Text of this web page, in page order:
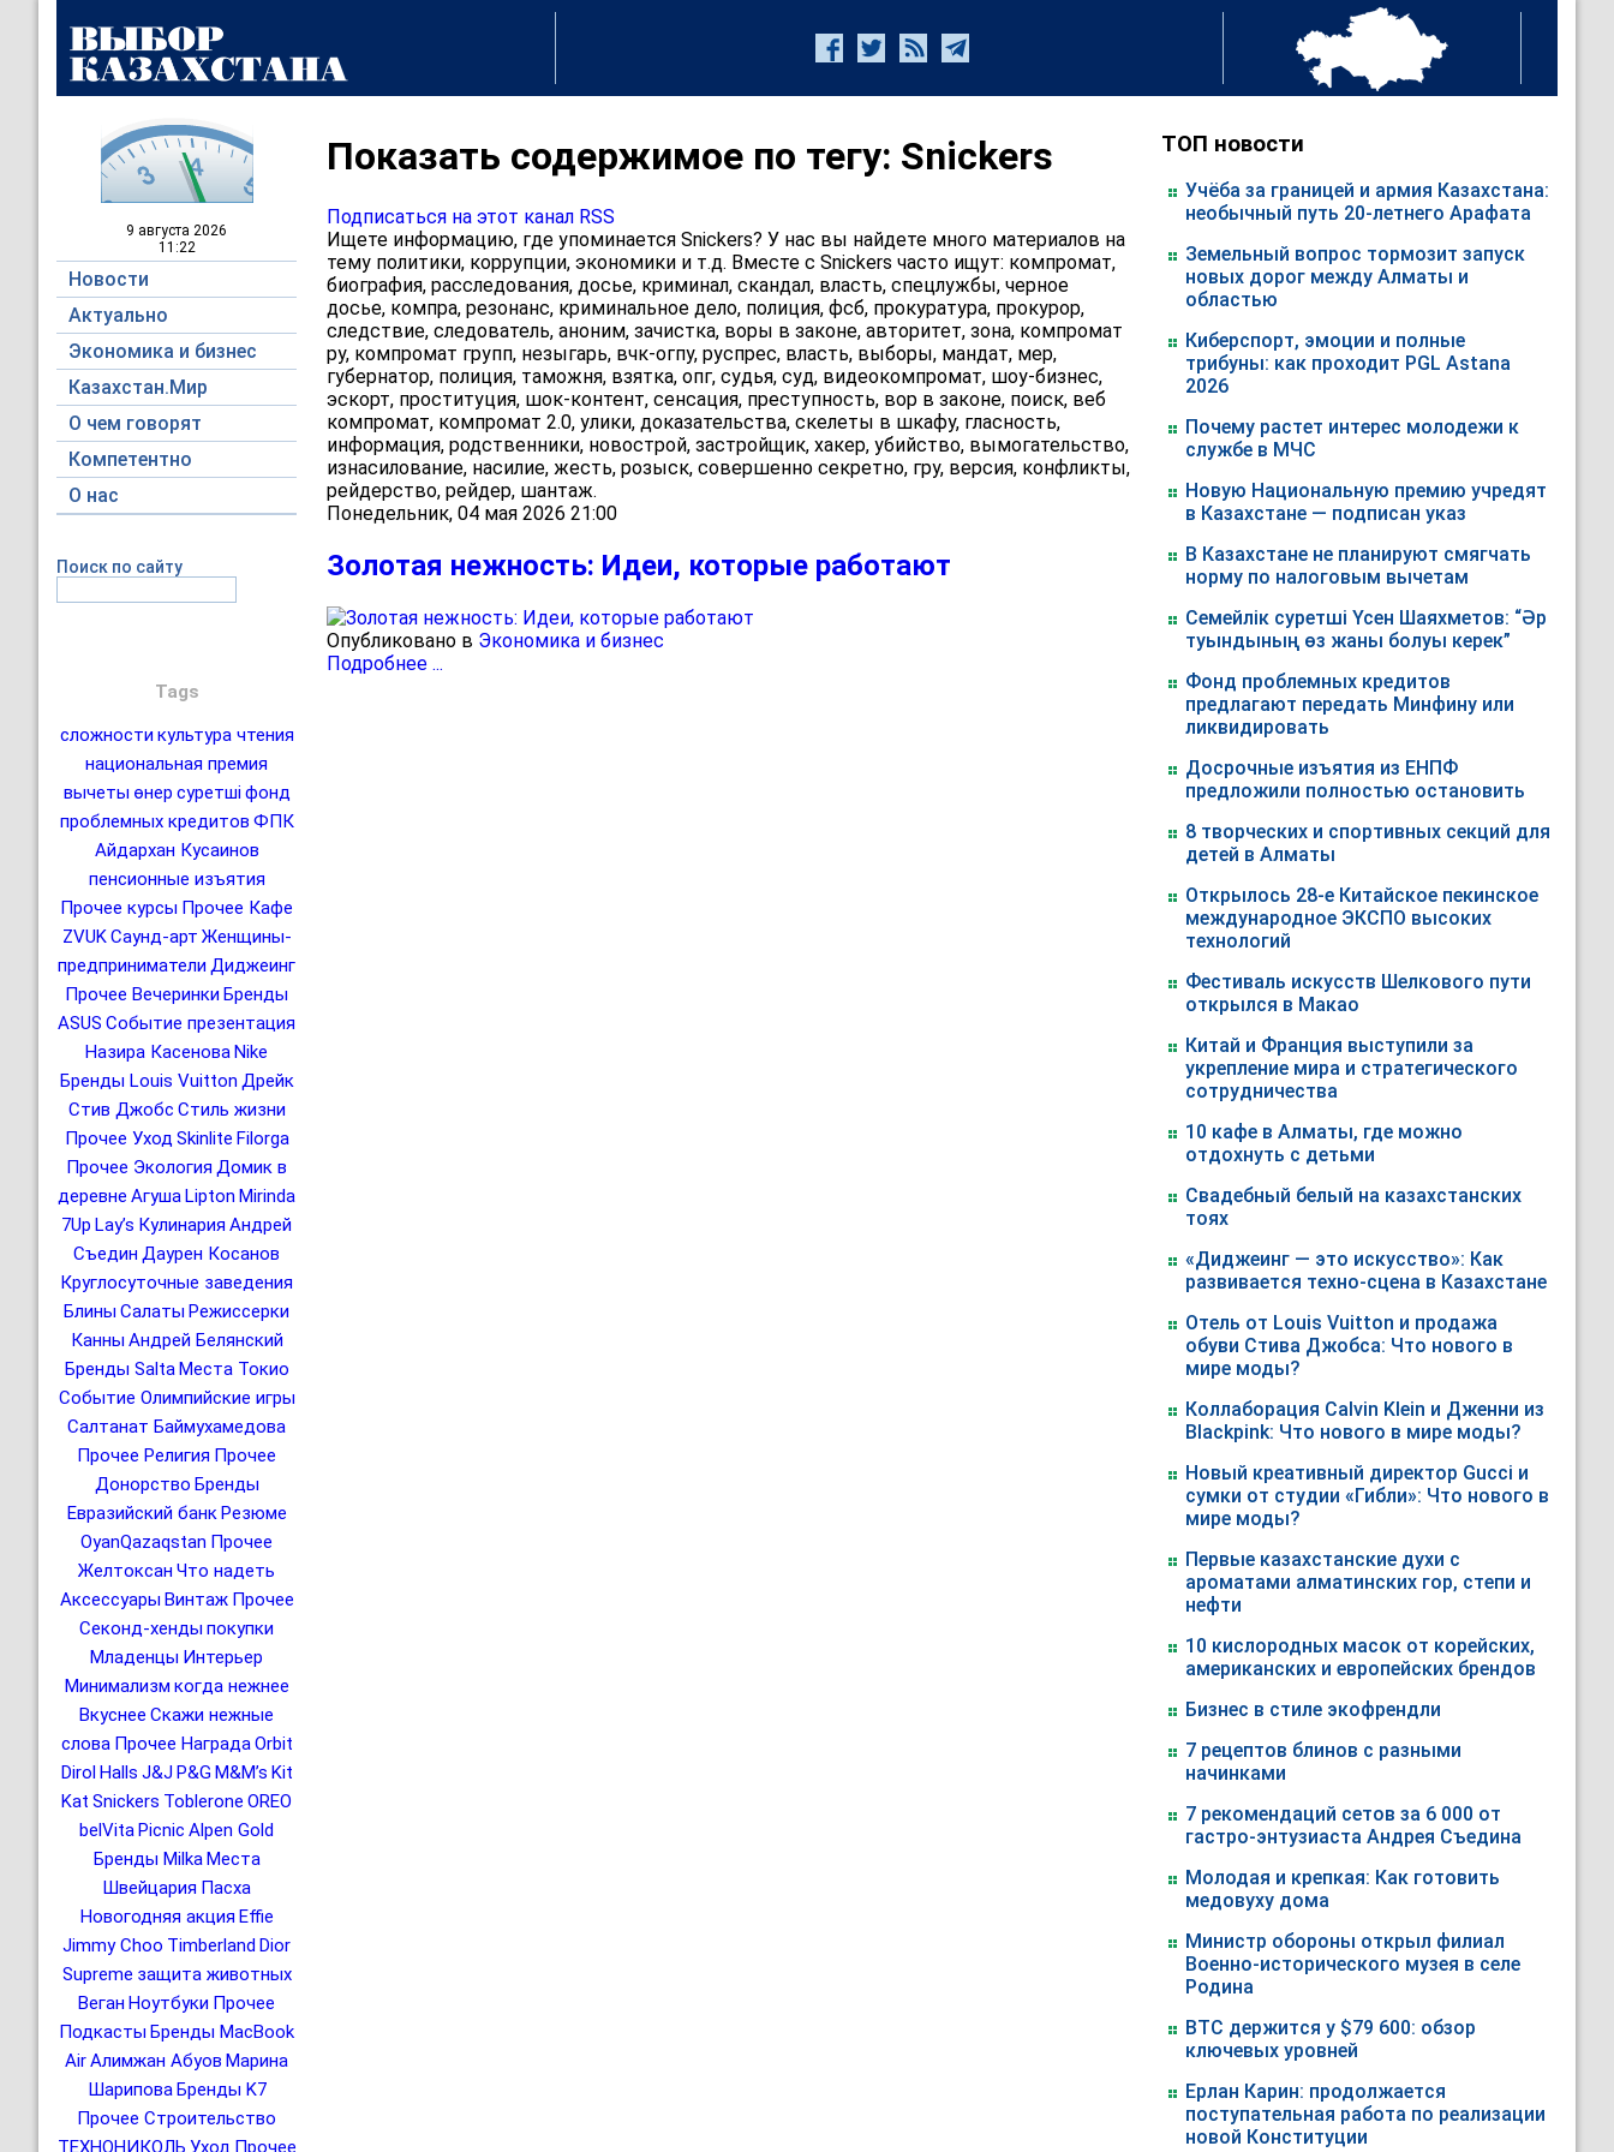
9 августа 2026
11:22
Новости
Актуально
Экономика и бизнес
Казахстан.Мир
О чем говорят
Компетентно
О нас
Поиск по сайту
Tags
сложности культура чтения
национальная премия
вычеты өнер суретшіфонд
проблемных кредитов ФПК
Айдархан Кусаинов
пенсионные изъятия
Прочее курсы Прочее Кафе
ZVUKСаунд-арт Женщины-
предприниматели Диджеинг
Прочее Вечеринки Бренды
ASUS Событие презентация
Назира Касенова Nike
Бренды Louis Vuitton Дрейк
Стив Джобс Стиль жизни
Прочее Уход Skinlite Filorga
Прочее Экология Домик в
деревне Агуша Lipton Mirinda
7Up Lay’s Кулинария Андрей
Съедин Даурен Косанов
Круглосуточные заведения
Блины Салаты Режиссерки
Канны Андрей Белянский
Бренды Salta Места Токио
Событие Олимпийские игры
Салтанат Баймухамедова
Прочее Религия Прочее
Донорство Бренды
Евразийский банк Резюме
OyanQazaqstan Прочее
Желтоксан Что надеть
Аксессуары Винтаж Прочее
Секонд-хенды покупки
Младенцы Интерьер
Минимализм когда нежнее
Вкуснее Скажи нежные
слова Прочее НаградаOrbit
Dirol Halls J&J P&G M&M’s Kit
Kat Snickers Toblerone OREO
belVita Picnic Alpen Gold
Бренды Milka Места
Швейцария Пасха
Новогодняя акция Effie
Jimmy Choo Timberland Dior
Supreme защита животных
Веган Ноутбуки Прочее
Подкасты Бренды MacBook
AirАлимжан Абуов Марина
Шарипова Бренды K7
Прочее Строительство
Показать содержимое по тегу: Snickers
Подписаться на этот канал RSS
Ищете информацию, где упоминается Snickers? У нас вы найдете много материалов на
тему политики, коррупции, экономики и т.д. Вместе с Snickers часто ищут: компромат,
биография, расследования, досье, криминал, скандал, власть, спецлужбы, черное
досье, компра, резонанс, криминальное дело, полиция, фсб, прокуратура, прокурор,
следствие, следователь, аноним, зачистка, воры в законе, авторитет, зона, компромат
ру, компромат групп, незыгарь, вчк-огпу, руспрес, власть, выборы, мандат, мер,
губернатор, полиция, таможня, взятка, опг, судья, суд, видеокомпромат, шоу-бизнес,
эскорт, проституция, шок-контент, сенсация, преступность, вор в законе, поиск, веб
компромат, компромат 2.0, улики, доказательства, скелеты в шкафу, гласность,
информация, родственники, новострой, застройщик, хакер, убийство, вымогательство,
изнасилование, насилие, жесть, розыск, совершенно секретно, гру, версия, конфликты,
рейдерство, рейдер, шантаж.
Понедельник, 04 мая 2026 21:00
Золотая нежность: Идеи, которые работают
Опубликовано в Экономика и бизнес
Подробнее ...
ТОП новости
Учёба за границей и армия Казахстана:
необычный путь 20-летнего Арафата
Земельный вопрос тормозит запуск
новых дорог между Алматы и
областью
Киберспорт, эмоции и полные
трибуны: как проходит PGL Astana
2026
Почему растет интерес молодежи к
службе в МЧС
Новую Национальную премию учредят
в Казахстане — подписан указ
В Казахстане не планируют смягчать
норму по налоговым вычетам
Семейлік суретші Үсен Шаяхметов: “Әр
туындының өз жаны болуы керек”
Фонд проблемных кредитов
предлагают передать Минфину или
ликвидировать
Досрочные изъятия из ЕНПФ
предложили полностью остановить
8 творческих и спортивных секций для
детей в Алматы
Открылось 28-е Китайское пекинское
международное ЭКСПО высоких
технологий
Фестиваль искусств Шелкового пути
открылся в Макао
Китай и Франция выступили за
укрепление мира и стратегического
сотрудничества
10 кафе в Алматы, где можно
отдохнуть с детьми
Свадебный белый на казахстанских
тоях
«Диджеинг — это искусство»: Как
развивается техно-сцена в Казахстане
Отель от Louis Vuitton и продажа
обуви Стива Джобса: Что нового в
мире моды?
Коллаборация Calvin Klein и Дженни из
Blackpink: Что нового в мире моды?
Новый креативный директор Gucci и
сумки от студии «Гибли»: Что нового в
мире моды?
Первые казахстанские духи с
ароматами алматинских гор, степи и
нефти
10 кислородных масок от корейских,
американских и европейских брендов
Бизнес в стиле экофрендли
7 рецептов блинов с разными
начинками
7 рекомендаций сетов за 6 000 от
гастро-энтузиаста Андрея Съедина
Молодая и крепкая: Как готовить
медовуху дома
Министр обороны открыл филиал
Военно-исторического музея в селе
Родина
BTC держится у $79 600: обзор
ключевых уровней
Ерлан Карин: продолжается
поступательная работа по реализации
новой Конституции